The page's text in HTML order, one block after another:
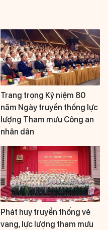
Trang trọng Kỷ niệm 80
năm Ngày truyền thống lực
lượng Tham mưu Công an
nhân dân
Phát huy truyền thống vẻ
vang, lực lượng tham mưu